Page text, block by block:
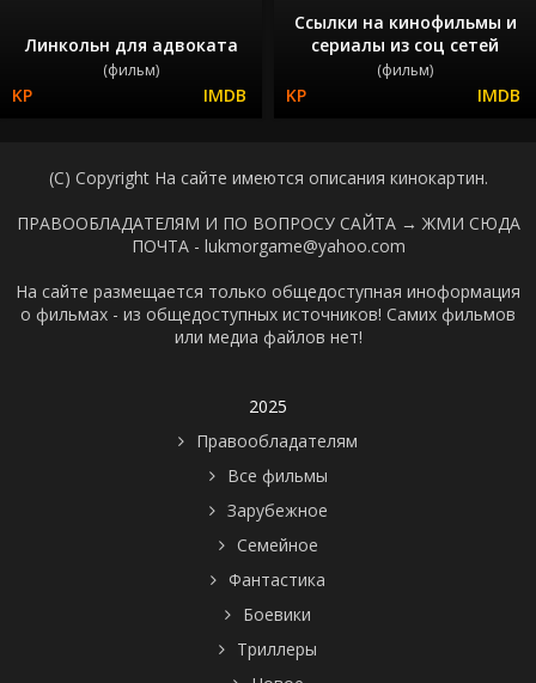
Линкольн для адвоката
(фильм)
Ссылки на кинофильмы и
сериалы из соц сетей
(фильм)
(C) Copyright На сайте имеются описания кинокартин.
ПРАВООБЛАДАТЕЛЯМ И ПО ВОПРОСУ САЙТА → ЖМИ СЮДА
ПОЧТА - lukmorgame@yahoo.com
На сайте размещается только общедоступная иноформация
о фильмах - из общедоступных источников! Самих фильмов
или медиа файлов нет!
2025
Правообладателям
Все фильмы
Зарубежное
Семейное
Фантастика
Боевики
Триллеры